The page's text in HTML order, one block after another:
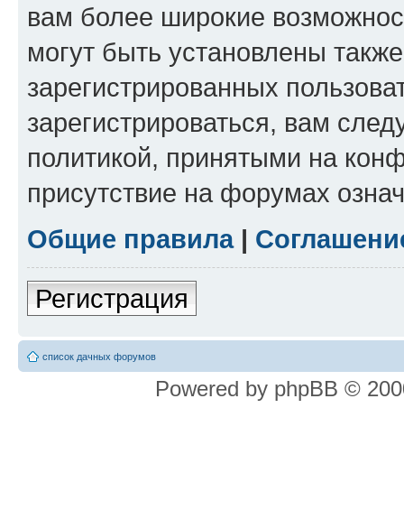
вам более широкие
могут быть установлены
зарегистрированных
зарегистрироваться, вам
политикой, принятыми на
присутствие на форумах
Общие правила|
Регистрация
список дачных форумов
Powered by phpBB ©